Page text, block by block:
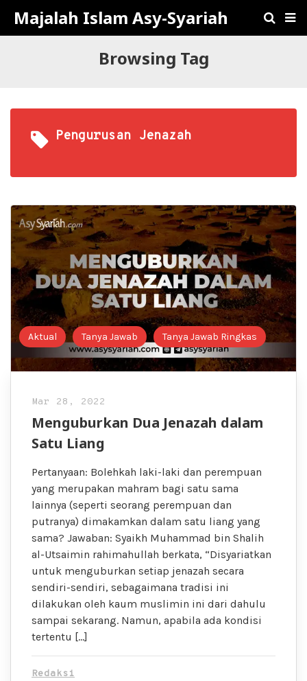
Majalah Islam Asy-Syariah
Browsing Tag
Pengurusan Jenazah
Aktual Tanya Jawab Tanya Jawab Ringkas
Mar 28, 2022
Menguburkan Dua Jenazah dalam
Satu Liang
Pertanyaan: Bolehkah laki-laki dan perempuan
yang merupakan mahram bagi satu sama
lainnya (seperti seorang perempuan dan
putranya) dimakamkan dalam satu liang yang
sama? Jawaban: Syaikh Muhammad bin Shalih
al-Utsaimin rahimahullah berkata, “Disyariatkan
untuk menguburkan setiap jenazah secara
sendiri-sendiri, sebagaimana tradisi ini
dilakukan oleh kaum muslimin ini dari dahulu
sampai sekarang. Namun, apabila ada kondisi
tertentu […]
Redaksi